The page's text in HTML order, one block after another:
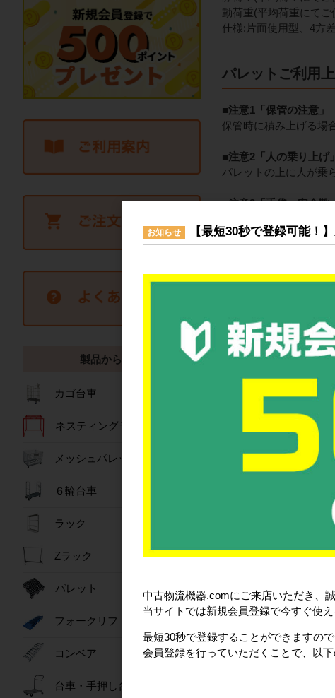
動荷重(平均荷重にて
仕様:片面使用型、4方
パレットご利用
■注意1「保管の注意」
保管時に積み上げる場
■注意2「人の乗り上げ」
パレットの上に人が乗
■注意3「手袋・安全靴
寒暖差の激しい場所
■注意5「フォークリフ
フォークリフトでパ
■
目
おすすめ商品
製品から探す
カゴ台車
ネスティングラック
メッシュパレット
６輪台車
ラック
Zラック
パレット
フォークリフトスロープ
コンベア
台車・手押し台車
お知らせ 【最短30秒で登録可能！
中古物流機器.comにご来店いただき、
当サイトでは新規会員登録で今すぐ使え
最短30秒で登録することができますの
会員登録を行っていただくことで、以